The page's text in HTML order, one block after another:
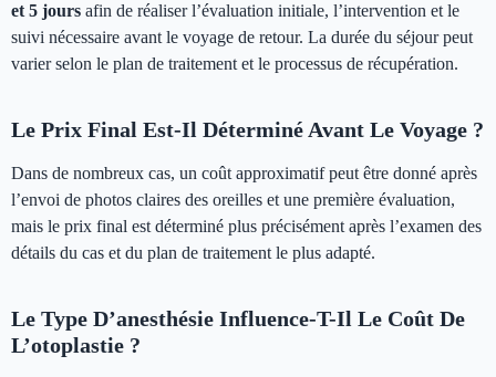
et 5 jours afin de réaliser l’évaluation initiale, l’intervention et le
suivi nécessaire avant le voyage de retour. La durée du séjour peut
varier selon le plan de traitement et le processus de récupération.
Le Prix Final Est-Il Déterminé Avant Le Voyage ?
Dans de nombreux cas, un coût approximatif peut être donné après
l’envoi de photos claires des oreilles et une première évaluation,
mais le prix final est déterminé plus précisément après l’examen des
détails du cas et du plan de traitement le plus adapté.
Le Type D’anesthésie Influence-T-Il Le Coût De
L’otoplastie ?